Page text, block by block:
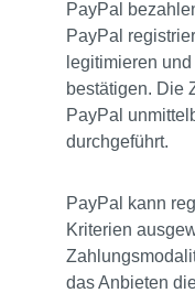
PayPal
PayPal
legitimieren
bestätigen. Die
PayPal
durchgeführt.
PayPal kann
Kriterien
das Anbieten